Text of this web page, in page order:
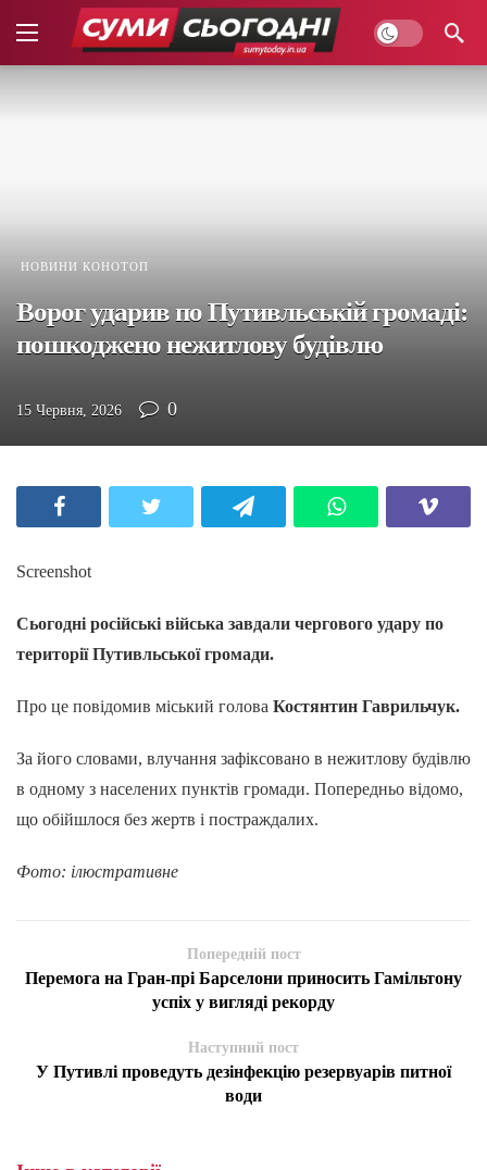
НОВИНИ КОНОТОП
Ворог ударив по Путивльській громаді:
пошкоджено нежитлову будівлю
15 Червня, 2026 0
Screenshot
Сьогодні російські війська завдали чергового удару по
території Путивльської громади.
Про це повідомив міський голова Костянтин Гаврильчук.
За його словами, влучання зафіксовано в нежитлову будівлю
в одному з населених пунктів громади. Попередньо відомо,
що обійшлося без жертв і постраждалих.
Фото: ілюстративне
Попередній пост
Перемога на Гран-прі Барселони приносить Гамільтону
успіх у вигляді рекорду
Наступний пост
У Путивлі проведуть дезінфекцію резервуарів питної
води